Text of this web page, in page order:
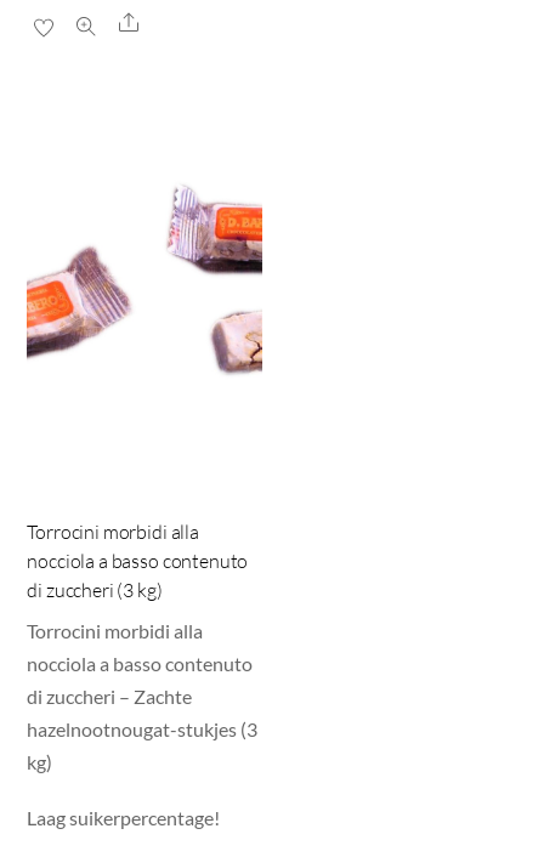
Share
Torrocini morbidi alla
nocciola a basso contenuto
di zuccheri (3 kg)
Torrocini morbidi alla
nocciola a basso contenuto
di zuccheri – Zachte
hazelnootnougat-stukjes (3
kg)
Laag suikerpercentage!